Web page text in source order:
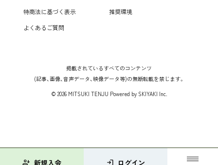
person_add 新規入会 login ログイン
特商法に基づく表示
推奨環境
よくあるご質問
掲載されているすべてのコンテンツ
(記事、画像、音声データ、映像データ等)の無断転載を禁じます。
© 2026 MITSUKI TENJU Powered by SKIYAKI Inc.